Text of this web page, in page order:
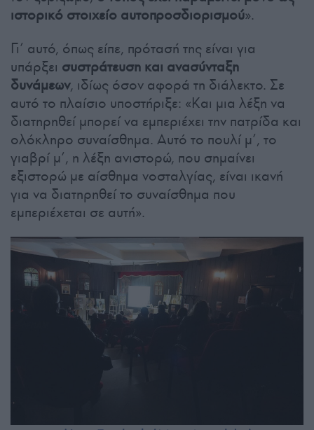
ιστορικό στοιχείο αυτοπροσδιορισμού».
Γι’ αυτό, όπως είπε, πρότασή της είναι για
υπάρξει συστράτευση και ανασύνταξη
δυνάμεων, ιδίως όσον αφορά τη διάλεκτο. Σε
αυτό το πλαίσιο υποστήριξε: «Και μια λέξη να
διατηρηθεί μπορεί να εμπεριέχει την πατρίδα και
ολόκληρο συναίσθημα. Αυτό το πουλί μ’, το
γιαβρί μ’, η λέξη ανιστορώ, που σημαίνει
εξιστορώ με αίσθημα νοσταλγίας, είναι ικανή
για να διατηρηθεί το συναίσθημα που
εμπεριέχεται σε αυτή».